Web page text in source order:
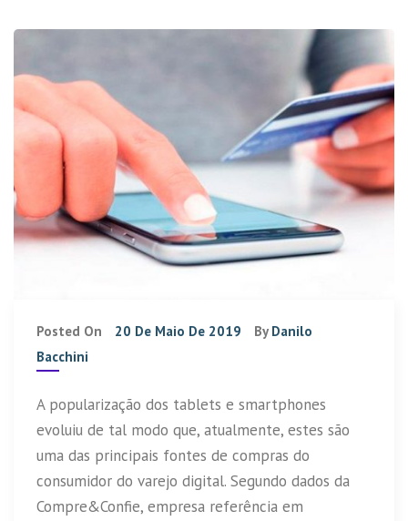
Posted On 20 De Maio De 2019 By Danilo
Bacchini
A popularização dos tablets e smartphones
evoluiu de tal modo que, atualmente, estes são
uma das principais fontes de compras do
consumidor do varejo digital. Segundo dados da
Compre&Confie, empresa referência em